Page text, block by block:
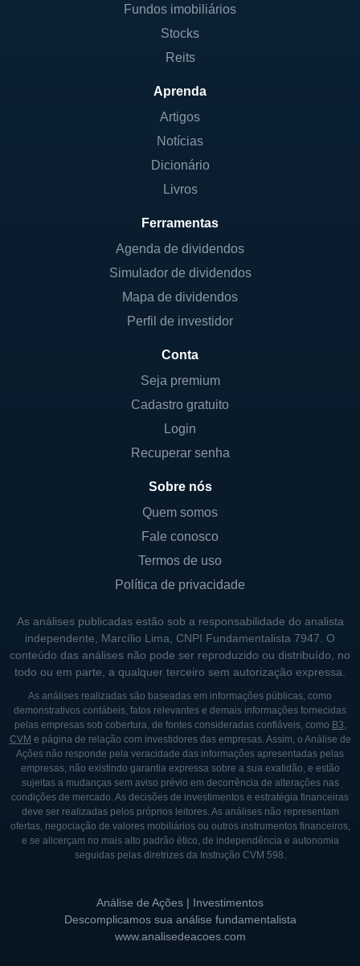
Fundos imobiliários
Stocks
Reits
Aprenda
Artigos
Notícias
Dicionário
Livros
Ferramentas
Agenda de dividendos
Simulador de dividendos
Mapa de dividendos
Perfil de investidor
Conta
Seja premium
Cadastro gratuito
Login
Recuperar senha
Sobre nós
Quem somos
Fale conosco
Termos de uso
Política de privacidade
As análises publicadas estão sob a responsabilidade do analista
independente, Marcílio Lima, CNPI Fundamentalista 7947. O
conteúdo das análises não pode ser reproduzido ou distribuído, no
todo ou em parte, a qualquer terceiro sem autorização expressa.
As análises realizadas são baseadas em informações públicas, como
demonstrativos contábeis, fatos relevantes e demais informações fornecidas
pelas empresas sob cobertura, de fontes consideradas confiáveis, como B3,
CVM e página de relação com investidores das empresas. Assim, o Análise de
Ações não responde pela veracidade das informações apresentadas pelas
empresas, não existindo garantia expressa sobre a sua exatidão, e estão
sujeitas a mudanças sem aviso prévio em decorrência de alterações nas
condições de mercado. As decisões de investimentos e estratégia financeiras
deve ser realizadas pelos próprios leitores. As análises não representam
ofertas, negociação de valores mobiliários ou outros instrumentos financeiros,
e se alicerçam no mais alto padrão ético, de independência e autonomia
seguidas pelas diretrizes da Instrução CVM 598.
Análise de Ações | Investimentos
Descomplicamos sua análise fundamentalista
www.analisedeacoes.com